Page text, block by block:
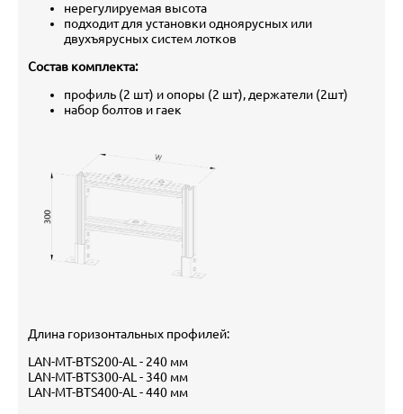
нерегулируемая высота
подходит для установки одноярусных или
двухъярусных систем лотков
Состав комплекта:
профиль (2 шт) и опоры (2 шт), держатели (2шт)
набор болтов и гаек
Длина горизонтальных профилей:
LAN-MT-BTS200-AL - 240 мм
LAN-MT-BTS300-AL - 340 мм
LAN-MT-BTS400-AL - 440 мм